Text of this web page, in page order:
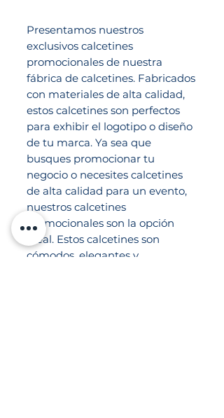
Presentamos nuestros
exclusivos calcetines
promocionales de nuestra
fábrica de calcetines. Fabricados
con materiales de alta calidad,
estos calcetines son perfectos
para exhibir el logotipo o diseño
de tu marca. Ya sea que
busques promocionar tu
negocio o necesites calcetines
de alta calidad para un evento,
nuestros calcetines
promocionales son la opción
ideal. Estos calcetines son
cómodos, elegantes y